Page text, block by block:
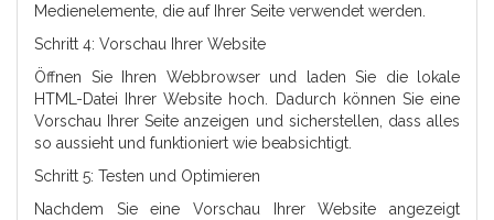
Medienelemente, die auf Ihrer Seite verwendet werden.
Schritt 4: Vorschau Ihrer Website
Öffnen Sie Ihren Webbrowser und laden Sie die lokale
HTML-Datei Ihrer Website hoch. Dadurch können Sie eine
Vorschau Ihrer Seite anzeigen und sicherstellen, dass alles
so aussieht und funktioniert wie beabsichtigt.
Schritt 5: Testen und Optimieren
Nachdem Sie eine Vorschau Ihrer Website angezeigt